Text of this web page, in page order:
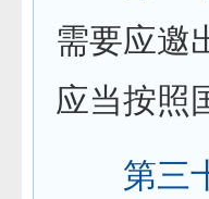
需要应邀
应当按照
第三